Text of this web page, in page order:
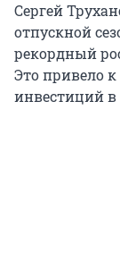
Сергей
отпускной
рекордный
Это привело
инвестиций в